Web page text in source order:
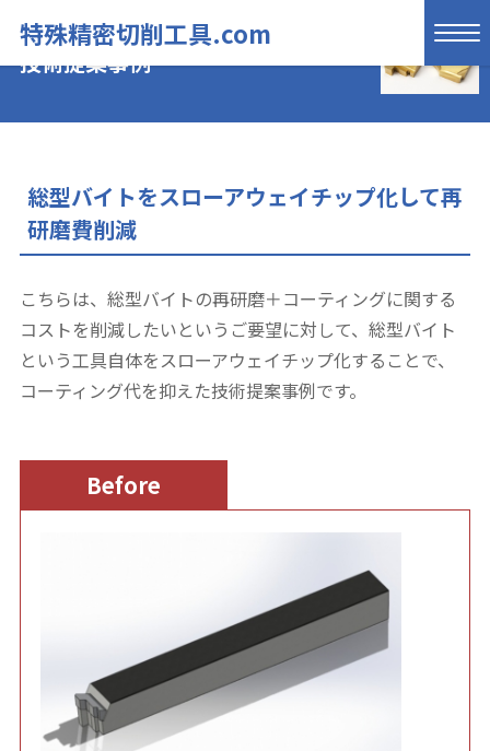
特殊精密切削工具.com
技術提案事例
総型バイトをスローアウェイチップ化して再
研磨費削減
こちらは、総型バイトの再研磨＋コーティングに関する
コストを削減したいというご要望に対して、総型バイト
という工具自体をスローアウェイチップ化することで、
コーティング代を抑えた技術提案事例です。
Before